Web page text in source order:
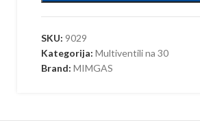
SKU: 9029
Kategorija: Multiventili na 30
Brand: MIMGAS